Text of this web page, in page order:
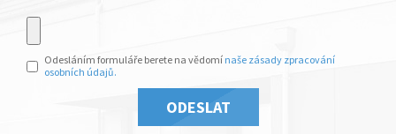
Odesláním formuláře berete na vědomí naše zásady zpracování
osobních údajů.
ODESLAT